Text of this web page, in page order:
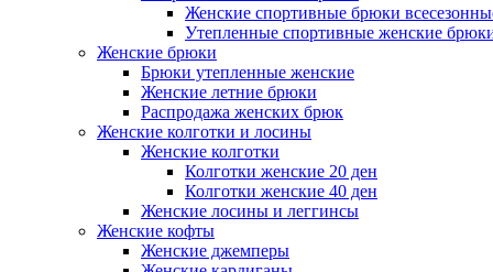
Женские спортивные брюки
Утепленные спортивные женские
Женские брюки
Брюки утепленные женские
Женские летние брюки
Распродажа женских брюк
Женские колготки и лосины
Женские колготки
Колготки женские 20 ден
Колготки женские 40 ден
Женские лосины и леггинсы
Женские кофты
Женские джемперы